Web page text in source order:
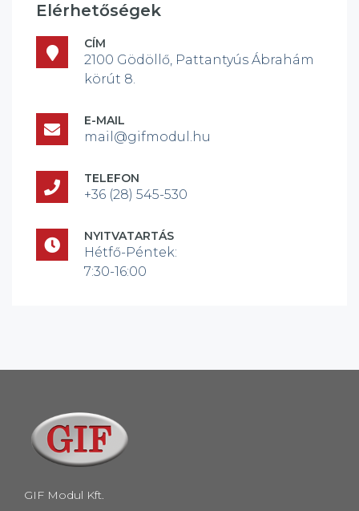
Elérhetőségek
CÍM
2100 Gödöllő, Pattantyús Ábrahám
körút 8.
E-MAIL
mail@gifmodul.hu
TELEFON
+36 (28) 545-530
NYITVATARTÁS
Hétfő-Péntek:
7:30-16:00
GIF Modul Kft.